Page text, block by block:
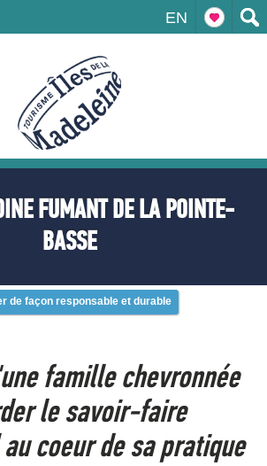
EN
FUMANT DE LA POINTE-
BASSE
de façon responsable et durable
famille chevronnée
le savoir-faire
coeur de sa pratique